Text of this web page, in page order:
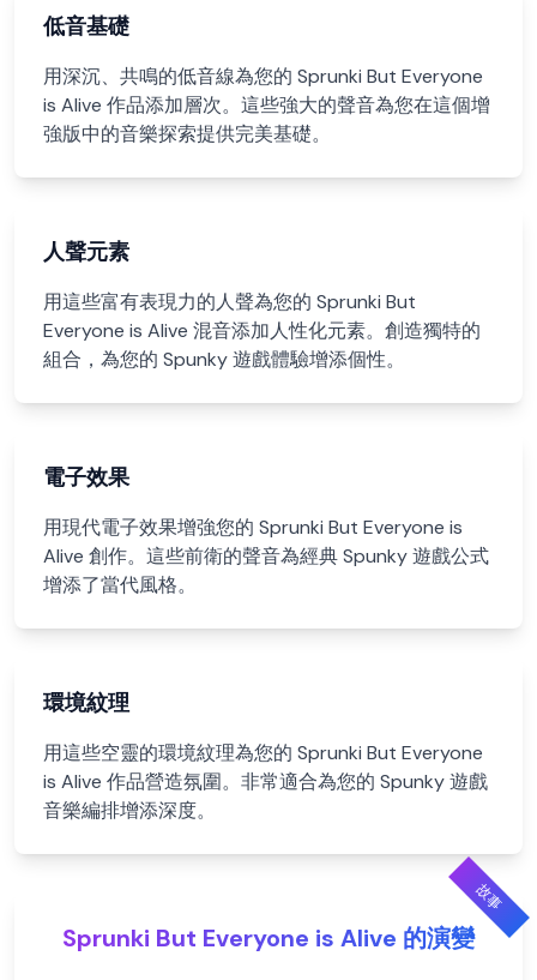
低音基礎
用深沉、共鳴的低音線為您的 Sprunki But Everyone
is Alive 作品添加層次。這些強大的聲音為您在這個增
強版中的音樂探索提供完美基礎。
人聲元素
用這些富有表現力的人聲為您的 Sprunki But
Everyone is Alive 混音添加人性化元素。創造獨特的
組合，為您的 Spunky 遊戲體驗增添個性。
電子效果
用現代電子效果增強您的 Sprunki But Everyone is
Alive 創作。這些前衛的聲音為經典 Spunky 遊戲公式
增添了當代風格。
環境紋理
用這些空靈的環境紋理為您的 Sprunki But Everyone
is Alive 作品營造氛圍。非常適合為您的 Spunky 遊戲
音樂編排增添深度。
故事
Sprunki But Everyone is Alive 的演變